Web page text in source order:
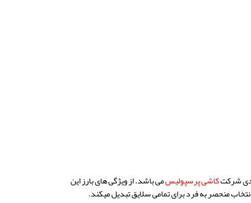
شرکتکاشیپرسپولیسمی باشد. از ویژگی های بارز این
منحصر به فرد برای تمامی سلایق تبدیل میکند.